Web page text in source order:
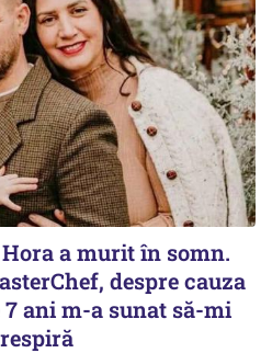
a murit în somn.
despre cauza
ani m-a sunat să-mi